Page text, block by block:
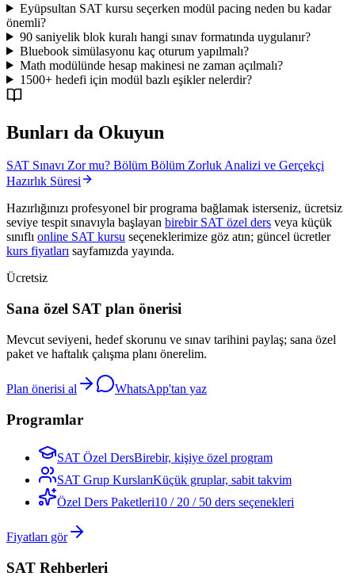
Eyüpsultan SAT kursu seçerken modül pacing neden bu kadar
önemli?
90 saniyelik blok kuralı hangi sınav formatında uygulanır?
Bluebook simülasyonu kaç oturum yapılmalı?
Math modülünde hesap makinesi ne zaman açılmalı?
1500+ hedefi için modül bazlı eşikler nelerdir?
Bunları da Okuyun
SAT Sınavı Zor mu? Bölüm Bölüm Zorluk Analizi ve Gerçekçi
Hazırlık Süresi
Hazırlığınızı profesyonel bir programa bağlamak isterseniz, ücretsiz
seviye tespit sınavıyla başlayan birebir SAT özel ders veya küçük
sınıflı online SAT kursu seçeneklerimize göz atın; güncel ücretler
kurs fiyatları sayfamızda yayında.
Ücretsiz
Sana özel SAT plan önerisi
Mevcut seviyeni, hedef skorunu ve sınav tarihini paylaş; sana özel
paket ve haftalık çalışma planı önerelim.
Plan önerisi al WhatsApp'tan yaz
Programlar
SAT Özel DersBirebir, kişiye özel program
SAT Grup KurslarıKüçük gruplar, sabit takvim
Özel Ders Paketleri10 / 20 / 50 ders seçenekleri
Fiyatları gör
SAT Rehberleri